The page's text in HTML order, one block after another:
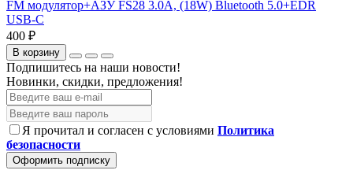
FM модулятор+АЗУ FS28 3.0A, (18W) Bluetooth 5.0+EDR
USB-C
400 ₽
В корзину
Подпишитесь на наши новости!
Новинки, скидки, предложения!
Я прочитал и согласен с условиями Политика
безопасности
Оформить подписку